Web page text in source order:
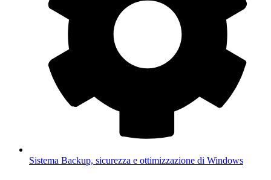
Sistema Backup, sicurezza e ottimizzazione di Windows